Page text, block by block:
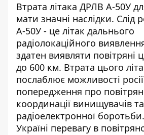
Втрата літака ДРЛВ А-50У
мати значні наслідки. Слід
А-50У - це літак дальнього
радіолокаційного
здатен виявляти повітряні
до 600 км. Втрата цього
послаблює можливості
попередження про
координації винищувачів
радіоелектронної
Україні перевагу в